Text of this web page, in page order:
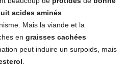
acides aminés
Mais la viande et la
en graisses cachées
peut induire un surpoids, mais